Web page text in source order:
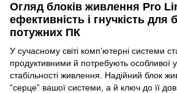
Огляд блоків живлення Pro
ефективність і гнучкість для
потужних ПК
У сучасному світі комп’ютерні системи
продуктивними й потребують особливої
стабільності живлення. Надійний блок
“серце” вашої системи, а й ключ до її